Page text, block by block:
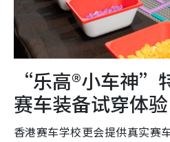
“乐高®小车神”
赛车装备试穿体验
香港赛车学校更会提供真实赛